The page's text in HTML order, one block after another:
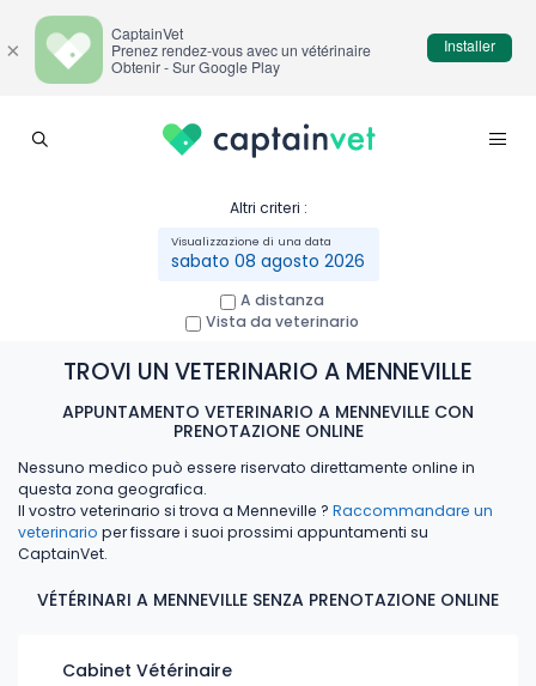
Altri criteri :
sabato 08 agosto 2026
A distanza
Vista da veterinario
TROVI UN VETERINARIO A MENNEVILLE
APPUNTAMENTO VETERINARIO A MENNEVILLE CON
PRENOTAZIONE ONLINE
Nessuno medico può essere riservato direttamente online in
questa zona geografica.
Il vostro veterinario si trova a Menneville ? Raccommandare un
veterinario per fissare i suoi prossimi appuntamenti su
CaptainVet.
VÉTÉRINARI A MENNEVILLE SENZA PRENOTAZIONE ONLINE
Cabinet Vétérinaire
×
CaptainVet
Prenez rendez-vous avec un vétérinaire
Obtenir - Sur Google Play
Installer